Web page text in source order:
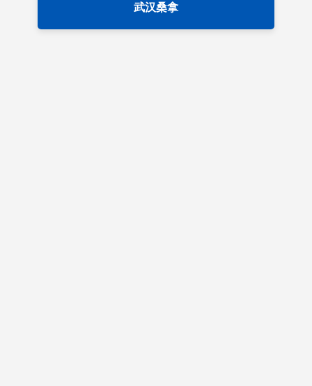
武汉桑拿